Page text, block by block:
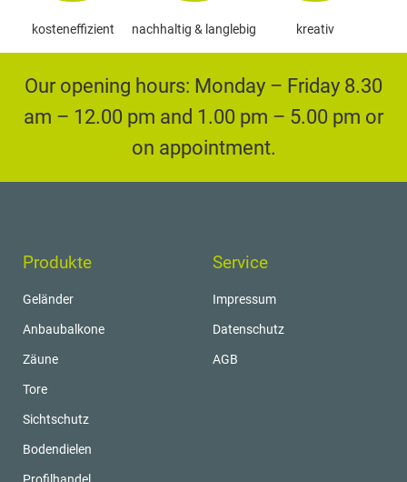
kosteneffizient nachhaltig & langlebig kreativ
Our opening hours: Monday – Friday 8.30
am – 12.00 pm and 1.00 pm – 5.00 pm or
on appointment.
Produkte
Geländer
Anbaubalkone
Zäune
Tore
Sichtschutz
Bodendielen
Service
Impressum
Datenschutz
AGB